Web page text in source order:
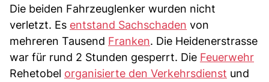
Die beiden Fahrzeuglenker wurden nicht
verletzt. Es entstand Sachschaden von
mehreren Tausend Franken. Die Heidenerstrasse
war für rund 2 Stunden gesperrt. Die Feuerwehr
Rehetobel organisierte den Verkehrsdienst und